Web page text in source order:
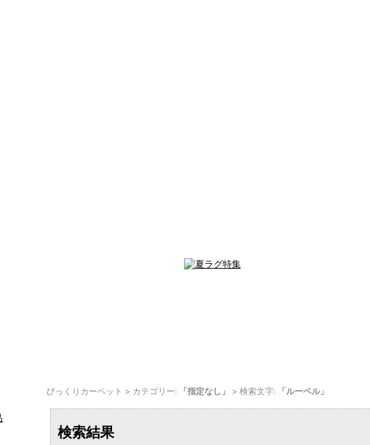
びっくりカーペット > カテゴリー: 「指定なし」 > 検索文字: 「ルーベル」
検索結果